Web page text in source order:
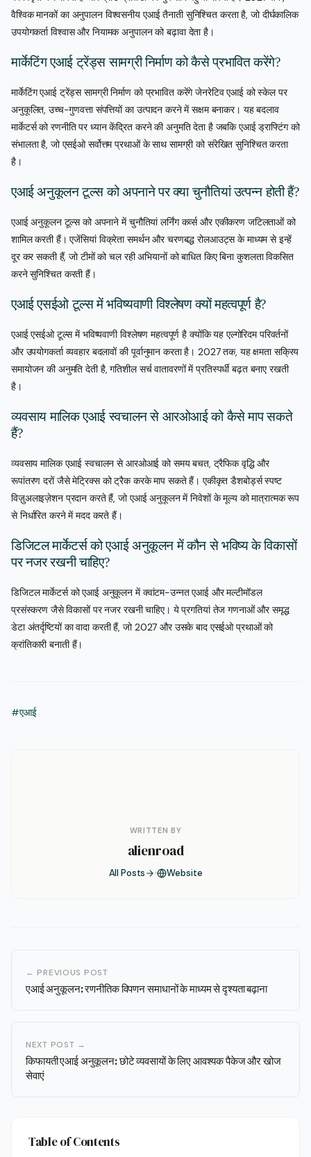
वैश्विक मानकों का अनुपालन विश्वसनीय एआई तैनाती सुनिश्चित करता है, जो दीर्घकालिक
उपयोगकर्ता विश्वास और नियामक अनुपालन को बढ़ावा देता है।
मार्केटिंग एआई ट्रेंड्स सामग्री निर्माण को कैसे प्रभावित करेंगे?
मार्केटिंग एआई ट्रेंड्स सामग्री निर्माण को प्रभावित करेंगे जेनरेटिव एआई को स्केल पर
अनुकूलित, उच्च-गुणवत्ता संपत्तियों का उत्पादन करने में सक्षम बनाकर। यह बदलाव
मार्केटर्स को रणनीति पर ध्यान केंद्रित करने की अनुमति देता है जबकि एआई ड्राफ्टिंग को
संभालता है, जो एसईओ सर्वोत्तम प्रथाओं के साथ सामग्री को संरेखित सुनिश्चित करता
है।
एआई अनुकूलन टूल्स को अपनाने पर क्या चुनौतियां उत्पन्न होती हैं?
एआई अनुकूलन टूल्स को अपनाने में चुनौतियां लर्निंग कर्व्स और एकीकरण जटिलताओं को
शामिल करती हैं। एजेंसियां विक्रेता समर्थन और चरणबद्ध रोलआउट्स के माध्यम से इन्हें
दूर कर सकती हैं, जो टीमों को चल रही अभियानों को बाधित किए बिना कुशलता विकसित
करने सुनिश्चित करती हैं।
एआई एसईओ टूल्स में भविष्यवाणी विश्लेषण क्यों महत्वपूर्ण है?
एआई एसईओ टूल्स में भविष्यवाणी विश्लेषण महत्वपूर्ण है क्योंकि यह एल्गोरिदम परिवर्तनों
और उपयोगकर्ता व्यवहार बदलावों की पूर्वानुमान करता है। 2027 तक, यह क्षमता सक्रिय
समायोजन की अनुमति देती है, गतिशील सर्च वातावरणों में प्रतिस्पर्धी बढ़त बनाए रखती
है।
व्यवसाय मालिक एआई स्वचालन से आरओआई को कैसे माप सकते
हैं?
व्यवसाय मालिक एआई स्वचालन से आरओआई को समय बचत, ट्रैफिक वृद्धि और
रूपांतरण दरों जैसे मेट्रिक्स को ट्रैक करके माप सकते हैं। एकीकृत डैशबोर्ड्स स्पष्ट
विज़ुअलाइज़ेशन प्रदान करते हैं, जो एआई अनुकूलन में निवेशों के मूल्य को मात्रात्मक रूप
से निर्धारित करने में मदद करते हैं।
डिजिटल मार्केटर्स को एआई अनुकूलन में कौन से भविष्य के विकासों
पर नजर रखनी चाहिए?
डिजिटल मार्केटर्स को एआई अनुकूलन में क्वांटम-उन्नत एआई और मल्टीमॉडल
प्रसंस्करण जैसे विकासों पर नजर रखनी चाहिए। ये प्रगतियां तेज गणनाओं और समृद्ध
डेटा अंतर्दृष्टियों का वादा करती हैं, जो 2027 और उसके बाद एसईओ प्रथाओं को
क्रांतिकारी बनाती हैं।
#एआई
WRITTEN BY
alienroad
All Posts Website
← PREVIOUS POST
एआई अनुकूलन: रणनीतिक विपणन समाधानों के माध्यम से दृश्यता बढ़ाना
NEXT POST →
किफायती एआई अनुकूलन: छोटे व्यवसायों के लिए आवश्यक पैकेज और खोज
सेवाएं
Table of Contents